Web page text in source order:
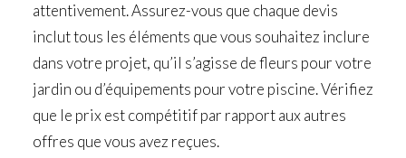
attentivement. Assurez-vous que chaque devis
inclut tous les éléments que vous souhaitez inclure
dans votre projet, qu’il s’agisse de fleurs pour votre
jardin ou d’équipements pour votre piscine. Vérifiez
que le prix est compétitif par rapport aux autres
offres que vous avez reçues.